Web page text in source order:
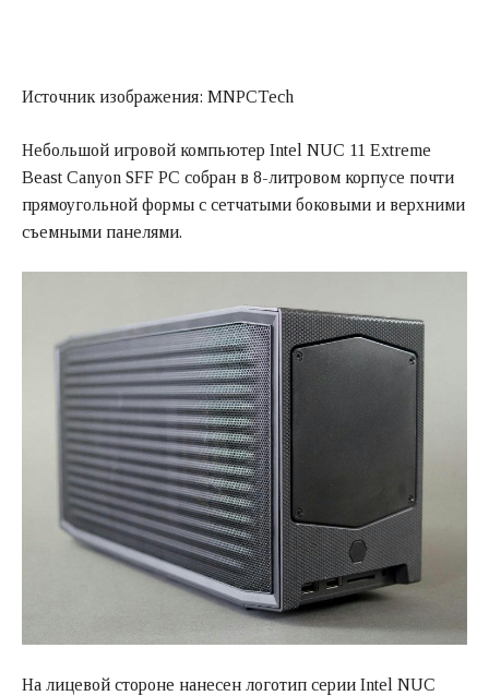
Источник изображения: MNPCTech
Небольшой игровой компьютер Intel NUC 11 Extreme
Beast Canyon SFF PC собран в 8-литровом корпусе почти
прямоугольной формы с сетчатыми боковыми и верхними
съемными панелями.
На лицевой стороне нанесен логотип серии Intel NUC